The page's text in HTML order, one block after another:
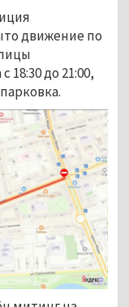
движение по
до 21:00,